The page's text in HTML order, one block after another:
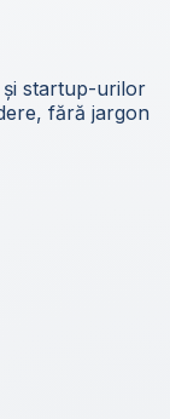
startup-urilor
fără jargon